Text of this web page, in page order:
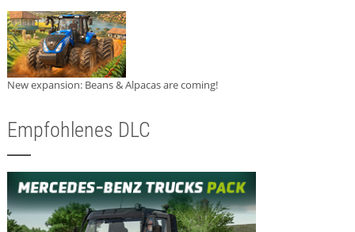
New expansion: Beans & Alpacas are coming!
Empfohlenes DLC